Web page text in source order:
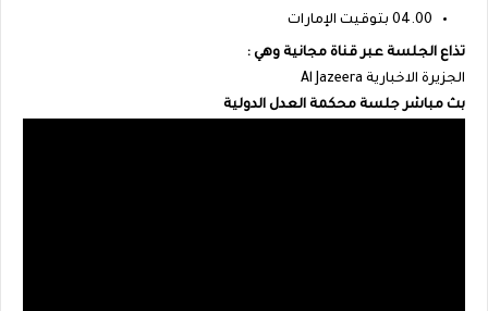
04.00 بتوقيت الإمارات
تذاع الجلسة عبر قناة مجانية وهي :
الجزيرة الاخبارية Al Jazeera
بث مباشر جلسة محكمة العدل الدولية